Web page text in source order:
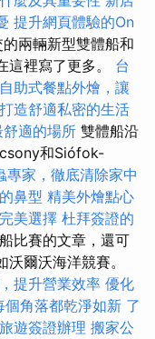
提升網頁體驗的On
兩輛新型雙體船和
這裡寫了更多。 台
自助式餐點外燴，讓
造舒適私密的生活
適的場所 雙體船沿
和Siófok-
專家，徹底清除家中
鼻型 精美外燴點心
美選擇 杜拜簽證的
比賽的文章，還可
爾沃海洋競賽。
提升營業效率 優化
個角落都乾淨如新 了
遊簽證辦理 搬家公